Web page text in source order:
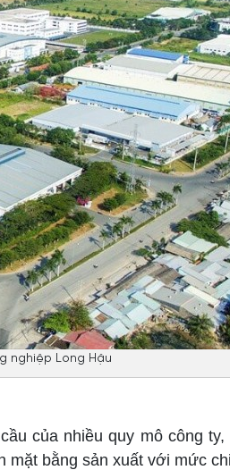
nghiệp Long Hậu
của nhiều quy mô công
bằng sản xuất với mức